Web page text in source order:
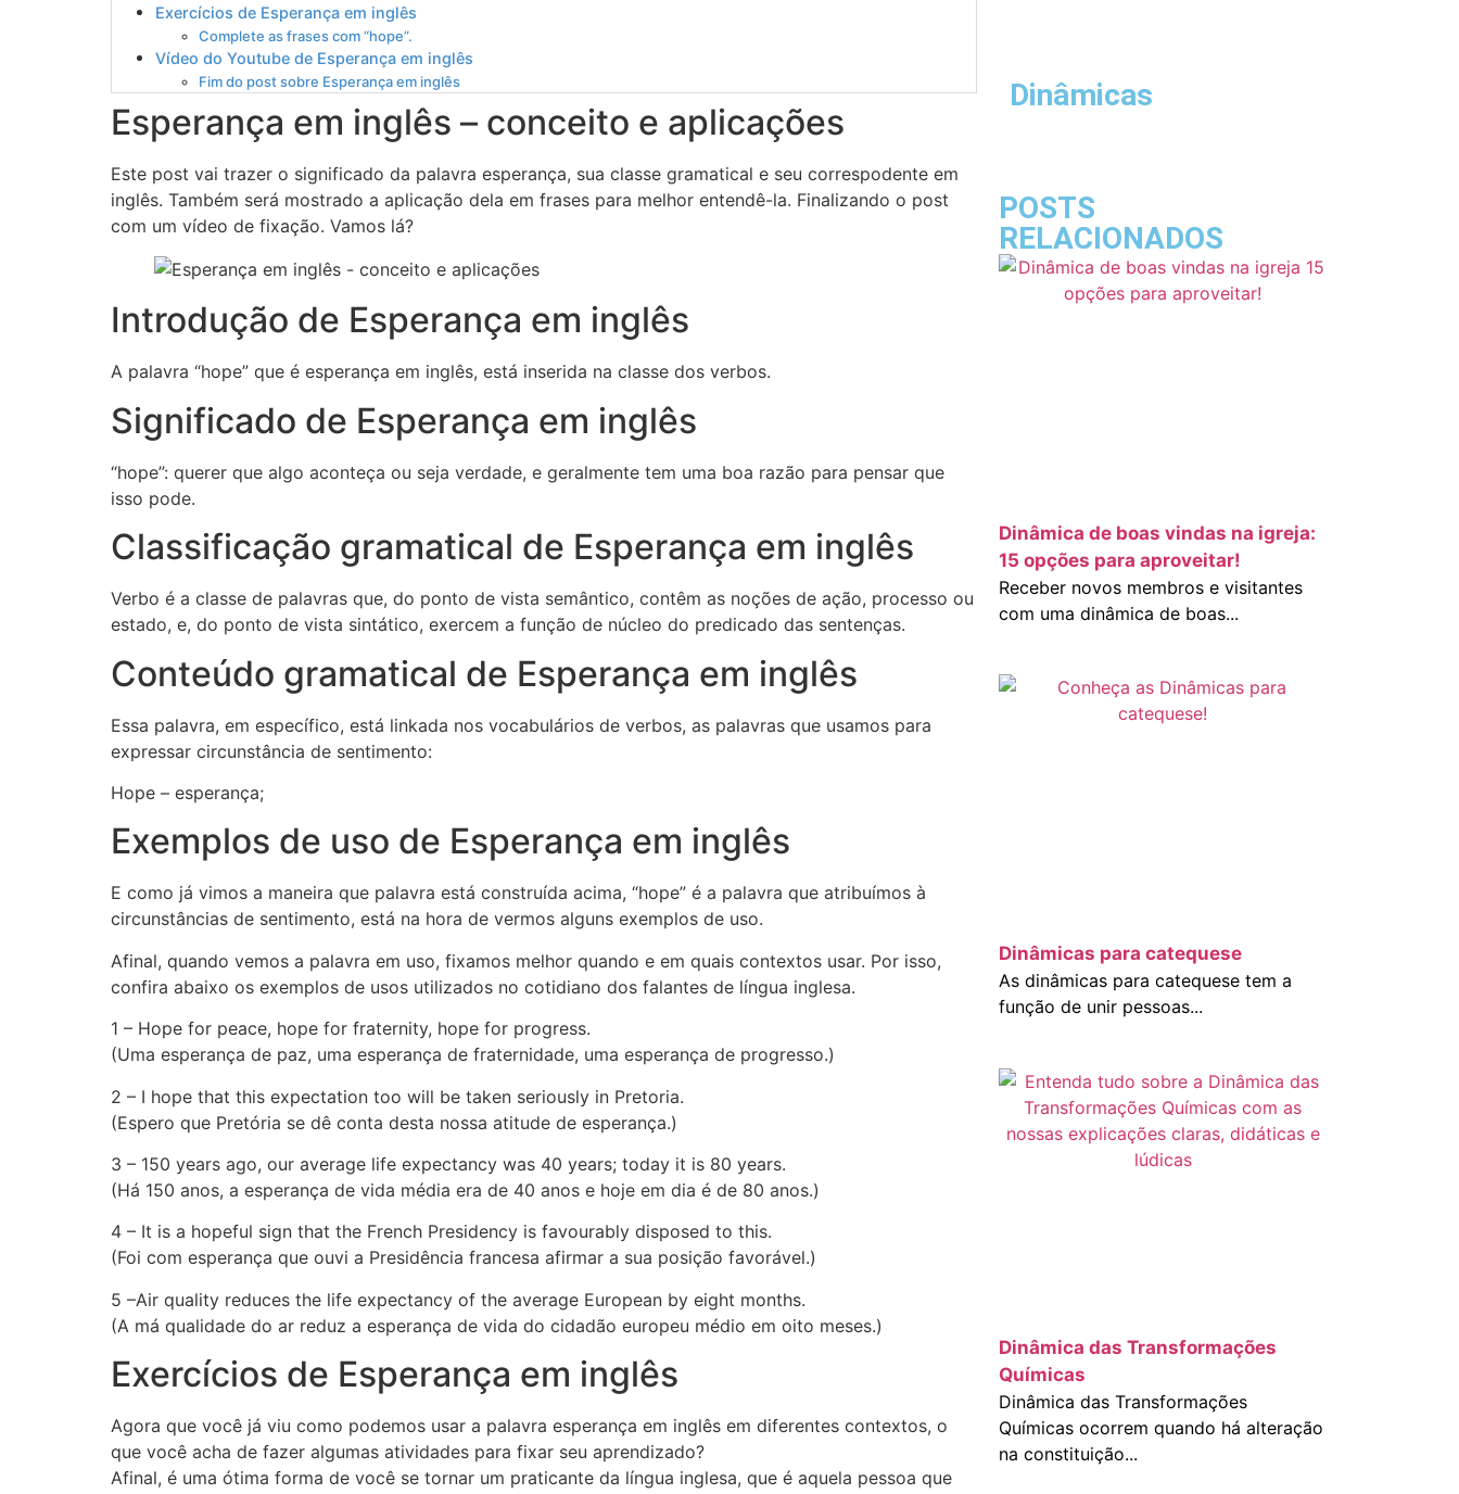
Exercícios de Esperança em inglês
Complete as frases com “hope”.
Vídeo do Youtube de Esperança em inglês
Fim do post sobre Esperança em inglês
Esperança em inglês – conceito e aplicações
Este post vai trazer o significado da palavra esperança, sua classe gramatical e seu correspodente em
inglês. Também será mostrado a aplicação dela em frases para melhor entendê-la. Finalizando o post
com um vídeo de fixação. Vamos lá?
Introdução de Esperança em inglês
A palavra “hope” que é esperança em inglês, está inserida na classe dos verbos.
Significado de Esperança em inglês
“hope”: querer que algo aconteça ou seja verdade, e geralmente tem uma boa razão para pensar que
isso pode.
Classificação gramatical de Esperança em inglês
Verbo é a classe de palavras que, do ponto de vista semântico, contêm as noções de ação, processo ou
estado, e, do ponto de vista sintático, exercem a função de núcleo do predicado das sentenças.
Conteúdo gramatical de Esperança em inglês
Essa palavra, em específico, está linkada nos vocabulários de verbos, as palavras que usamos para
expressar circunstância de sentimento:
Hope – esperança;
Exemplos de uso de Esperança em inglês
E como já vimos a maneira que palavra está construída acima, “hope” é a palavra que atribuímos à
circunstâncias de sentimento, está na hora de vermos alguns exemplos de uso.
Afinal, quando vemos a palavra em uso, fixamos melhor quando e em quais contextos usar. Por isso,
confira abaixo os exemplos de usos utilizados no cotidiano dos falantes de língua inglesa.
1 – Hope for peace, hope for fraternity, hope for progress.
(Uma esperança de paz, uma esperança de fraternidade, uma esperança de progresso.)
2 – I hope that this expectation too will be taken seriously in Pretoria.
(Espero que Pretória se dê conta desta nossa atitude de esperança.)
3 – 150 years ago, our average life expectancy was 40 years; today it is 80 years.
(Há 150 anos, a esperança de vida média era de 40 anos e hoje em dia é de 80 anos.)
4 – It is a hopeful sign that the French Presidency is favourably disposed to this.
(Foi com esperança que ouvi a Presidência francesa afirmar a sua posição favorável.)
5 –Air quality reduces the life expectancy of the average European by eight months.
(A má qualidade do ar reduz a esperança de vida do cidadão europeu médio em oito meses.)
Exercícios de Esperança em inglês
Agora que você já viu como podemos usar a palavra esperança em inglês em diferentes contextos, o
que você acha de fazer algumas atividades para fixar seu aprendizado?
Afinal, é uma ótima forma de você se tornar um praticante da língua inglesa, que é aquela pessoa que
Dinâmicas
POSTS
RELACIONADOS
Dinâmica de boas vindas na igreja:
15 opções para aproveitar!
Receber novos membros e visitantes
com uma dinâmica de boas...
Dinâmicas para catequese
As dinâmicas para catequese tem a
função de unir pessoas...
Dinâmica das Transformações
Químicas
Dinâmica das Transformações
Químicas ocorrem quando há alteração
na constituição...